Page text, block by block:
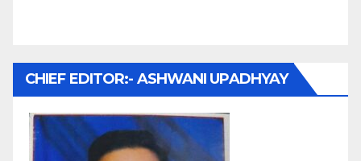
CHIEF EDITOR:- ASHWANI UPADHYAY